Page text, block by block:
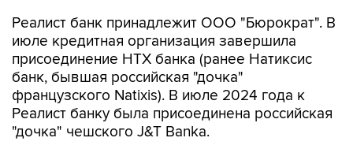
Реалист банк принадлежит ООО "Бюрократ". В
июле кредитная организация завершила
присоединение НТХ банка (ранее Натиксис
банк, бывшая российская "дочка"
французского Natixis). В июле 2024 года к
Реалист банку была присоединена российская
"дочка" чешского J&T Banka.